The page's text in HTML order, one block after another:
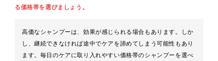
る価格帯を選びましょう。
高価なシャンプーは、効果が感じられる場合もあります。しか
し、継続できなければ途中でケアを諦めてしまう可能性もあり
ます。毎日のケアに取り入れやすい価格帯のシャンプーを選べ